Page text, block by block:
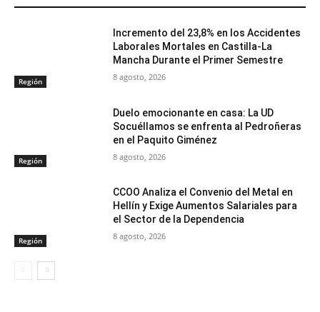
Región
Incremento del 23,8% en los Accidentes
Laborales Mortales en Castilla-La
Mancha Durante el Primer Semestre
8 agosto, 2026
Región
Duelo emocionante en casa: La UD
Socuéllamos se enfrenta al Pedroñeras
en el Paquito Giménez
8 agosto, 2026
Región
CCOO Analiza el Convenio del Metal en
Hellín y Exige Aumentos Salariales para
el Sector de la Dependencia
8 agosto, 2026